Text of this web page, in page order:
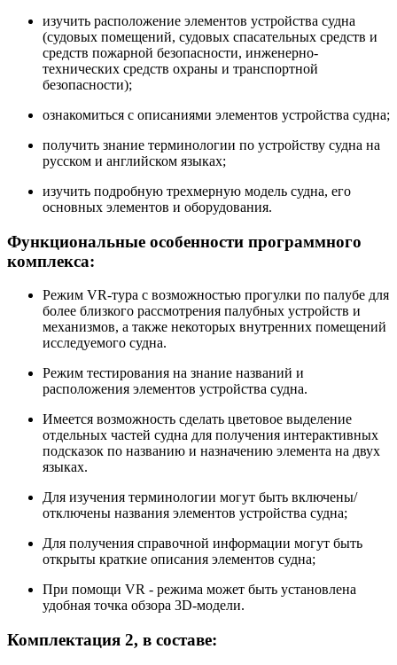
изучить расположение элементов устройства судна
(судовых помещений, судовых спасательных средств и
средств пожарной безопасности, инженерно-
технических средств охраны и транспортной
безопасности);
ознакомиться с описаниями элементов устройства судна;
получить знание терминологии по устройству судна на
русском и английском языках;
изучить подробную трехмерную модель судна, его
основных элементов и оборудования.
Функциональные особенности программного
комплекса:
Режим VR-тура с возможностью прогулки по палубе для
более близкого рассмотрения палубных устройств и
механизмов, а также некоторых внутренних помещений
исследуемого судна.
Режим тестирования на знание названий и
расположения элементов устройства судна.
Имеется возможность сделать цветовое выделение
отдельных частей судна для получения интерактивных
подсказок по названию и назначению элемента на двух
языках.
Для изучения терминологии могут быть включены/
отключены названия элементов устройства судна;
Для получения справочной информации могут быть
открыты краткие описания элементов судна;
При помощи VR - режима может быть установлена
удобная точка обзора 3D-модели.
Комплектация 2, в составе: